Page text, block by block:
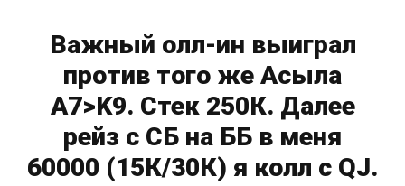
Важный олл-ин выиграл
против того же Асыла
A7>K9. Стек 250К. Далее
рейз с СБ на ББ в меня
60000 (15К/30К) я колл с QJ.